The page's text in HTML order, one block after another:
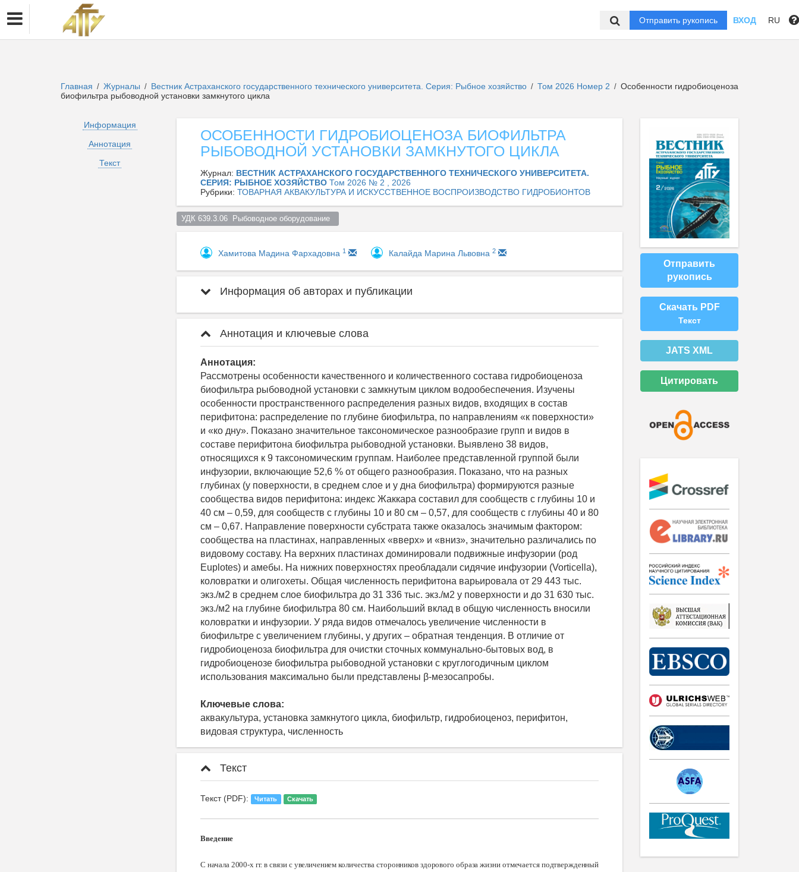
Отправить рукопись ВХОД RU
Главная / Журналы / Вестник Астраханского государственного технического университета. Серия: Рыбное хозяйство / Том 2026 Номер 2 / Особенности гидробиоценоза
биофильтра рыбоводной установки замкнутого цикла
Информация
Аннотация
Текст
ОСОБЕННОСТИ ГИДРОБИОЦЕНОЗА БИОФИЛЬТРА
РЫБОВОДНОЙ УСТАНОВКИ ЗАМКНУТОГО ЦИКЛА
Журнал: ВЕСТНИК АСТРАХАНСКОГО ГОСУДАРСТВЕННОГО ТЕХНИЧЕСКОГО УНИВЕРСИТЕТА.
СЕРИЯ: РЫБНОЕ ХОЗЯЙСТВО Том 2026 № 2 , 2026
Рубрики: ТОВАРНАЯ АКВАКУЛЬТУРА И ИСКУССТВЕННОЕ ВОСПРОИЗВОДСТВО ГИДРОБИОНТОВ
УДК 639.3.06  Рыбоводное оборудование
Хамитова Мадина Фархадовна 1 Калайда Марина Львовна 2
Информация об авторах и публикации
Аннотация и ключевые слова
Аннотация:
Рассмотрены особенности качественного и количественного состава гидробиоценоза
биофильтра рыбоводной установки с замкнутым циклом водообеспечения. Изучены
особенности пространственного распределения разных видов, входящих в состав
перифитона: распределение по глубине биофильтра, по направлениям «к поверхности»
и «ко дну». Показано значительное таксономическое разнообразие групп и видов в
составе перифитона биофильтра рыбоводной установки. Выявлено 38 видов,
относящихся к 9 таксономическим группам. Наиболее представленной группой были
инфузории, включающие 52,6 % от общего разнообразия. Показано, что на разных
глубинах (у поверхности, в среднем слое и у дна биофильтра) формируются разные
сообщества видов перифитона: индекс Жаккара составил для сообществ с глубины 10 и
40 см – 0,59, для сообществ с глубины 10 и 80 см – 0,57, для сообществ с глубины 40 и 80
см – 0,67. Направление поверхности субстрата также оказалось значимым фактором:
сообщества на пластинах, направленных «вверх» и «вниз», значительно различались по
видовому составу. На верхних пластинах доминировали подвижные инфузории (род
Euplotes) и амебы. На нижних поверхностях преобладали сидячие инфузории (Vorticella),
коловратки и олигохеты. Общая численность перифитона варьировала от 29 443 тыс.
экз./м2 в среднем слое биофильтра до 31 336 тыс. экз./м2 у поверхности и до 31 630 тыс.
экз./м2 на глубине биофильтра 80 см. Наибольший вклад в общую численность вносили
коловратки и инфузории. У ряда видов отмечалось увеличение численности в
биофильтре с увеличением глубины, у других – обратная тенденция. В отличие от
гидробиоценоза биофильтра для очистки сточных коммунально-бытовых вод, в
гидробиоценозе биофильтра рыбоводной установки с круглогодичным циклом
использования максимально были представлены β-мезосапробы.
Ключевые слова:
аквакультура, установка замкнутого цикла, биофильтр, гидробиоценоз, перифитон,
видовая структура, численность
Текст
Текст (PDF): Читать Скачать
Введение
Сначала 2000-х гг. в связи с увеличением количества сторонников здорового образа жизни отмечается подтвержденный
Отправить
рукопись
Скачать PDF
Текст
JATS XML
Цитировать